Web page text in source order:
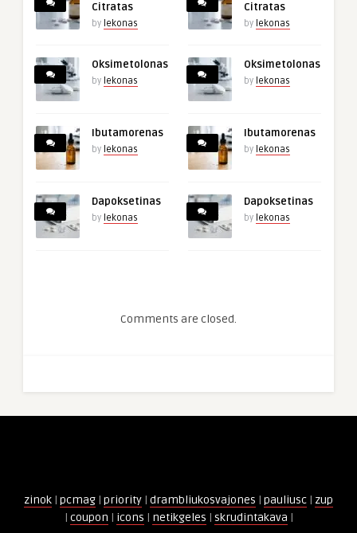
Citratas
by lekonas
Oksimetolonas
by lekonas
Ibutamorenas
by lekonas
Dapoksetinas
by lekonas
Citratas
by lekonas
Oksimetolonas
by lekonas
Ibutamorenas
by lekonas
Dapoksetinas
by lekonas
Comments are closed.
zinok | pcmag | priority | drambliukosvajones | pauliusc | zup
| coupon | icons | netikgeles | skrudintakava |